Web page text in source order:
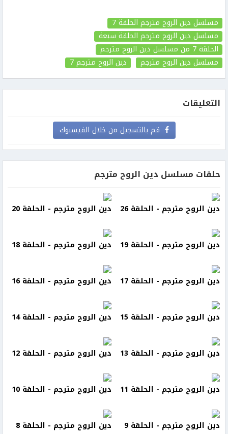
مسلسل دين الروح مترجم الحلقة 7
مسلسل دين الروح مترجم الحلقة سبعة
الحلقة 7 من مسلسل دين الروح مترجم
مسلسل دين الروح مترجم
دين الروح مترجم7
التعليقات
قم بالتسجيل من خلال الفيسبوك
حلقات مسلسل دين الروح مترجم
دين الروح مترجم - الحلقة 26 دين الروح مترجم - الحلقة 20
دين الروح مترجم - الحلقة 19 دين الروح مترجم - الحلقة 18
دين الروح مترجم - الحلقة 17 دين الروح مترجم - الحلقة 16
دين الروح مترجم - الحلقة 15 دين الروح مترجم - الحلقة 14
دين الروح مترجم - الحلقة 13 دين الروح مترجم - الحلقة 12
دين الروح مترجم - الحلقة 11 دين الروح مترجم - الحلقة 10
دين الروح مترجم - الحلقة 9 دين الروح مترجم - الحلقة 8